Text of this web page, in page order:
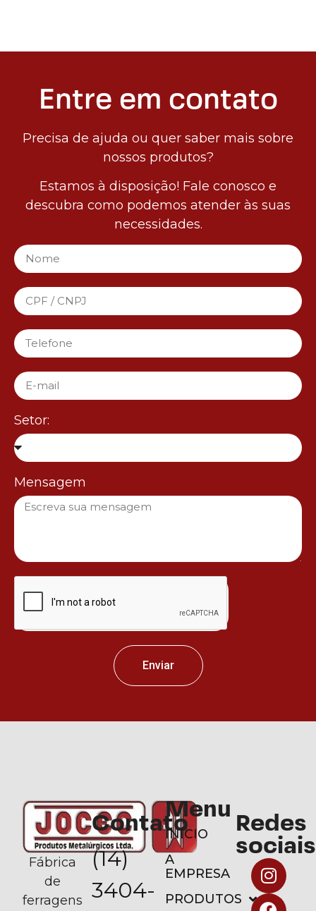
Entre em contato
Precisa de ajuda ou quer saber mais sobre
nossos produtos?
Estamos à disposição! Fale conosco e
descubra como podemos atender às suas
necessidades.
Setor:
Mensagem
Enviar
Fábrica
de
ferragens
Contato
(14)
3404-
Menu
INÍCIO
A
EMPRESA
PRODUTOS
Redes
sociais